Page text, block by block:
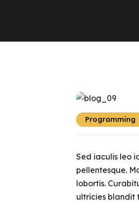
Programming
Sed iaculis leo
pellentesque.
lobortis.
ultricies blandit